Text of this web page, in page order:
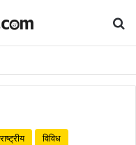
राष्ट्रीय विविध